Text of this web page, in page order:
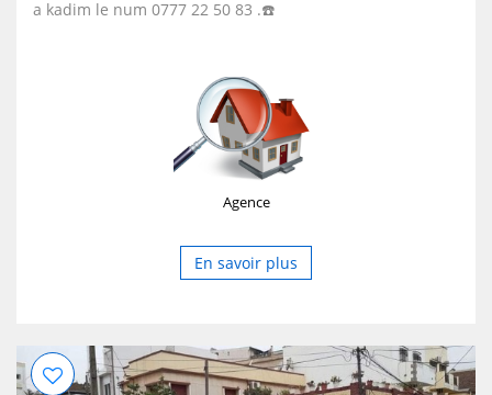
a kadim le num 0777 22 50 83 .☎️
Agence
En savoir plus